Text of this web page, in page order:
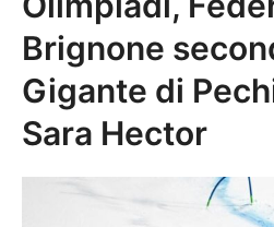
Brignone
Gigante di
Sara Hector